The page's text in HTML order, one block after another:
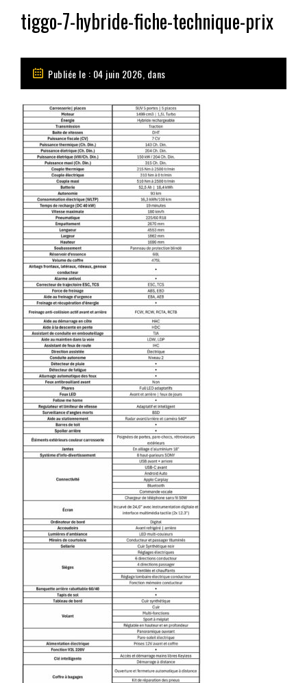
tiggo-7-hybride-fiche-technique-prix
Publiée le : 04 juin 2026, dans